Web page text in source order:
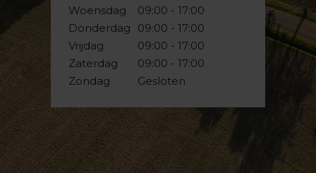
Woensdag
Donderdag
Vrijdag
Zaterdag
Zondag
09:00 - 17:00
09:00 - 17:00
09:00 - 17:00
09:00 - 17:00
Gesloten